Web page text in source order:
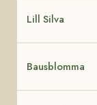
Lill Silva
Bausblomma